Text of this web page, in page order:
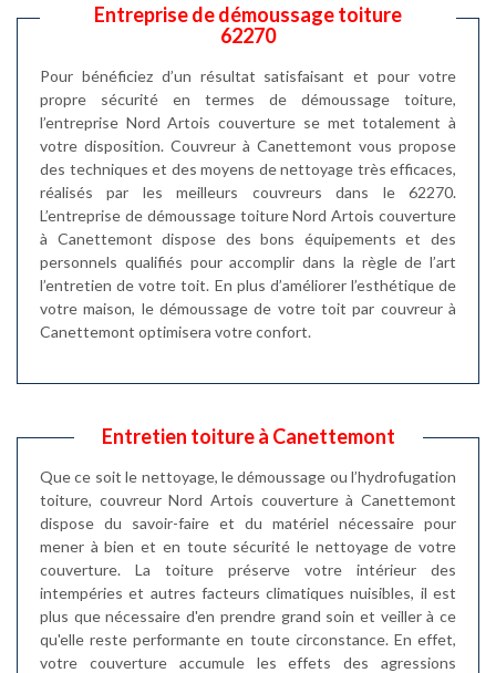
Entreprise de démoussage toiture
62270
Pour bénéficiez d’un résultat satisfaisant et pour votre
propre sécurité en termes de démoussage toiture,
l’entreprise Nord Artois couverture se met totalement à
votre disposition. Couvreur à Canettemont vous propose
des techniques et des moyens de nettoyage très efficaces,
réalisés par les meilleurs couvreurs dans le 62270.
L’entreprise de démoussage toiture Nord Artois couverture
à Canettemont dispose des bons équipements et des
personnels qualifiés pour accomplir dans la règle de l’art
l’entretien de votre toit. En plus d’améliorer l’esthétique de
votre maison, le démoussage de votre toit par couvreur à
Canettemont optimisera votre confort.
Entretien toiture à Canettemont
Que ce soit le nettoyage, le démoussage ou l’hydrofugation
toiture, couvreur Nord Artois couverture à Canettemont
dispose du savoir-faire et du matériel nécessaire pour
mener à bien et en toute sécurité le nettoyage de votre
couverture. La toiture préserve votre intérieur des
intempéries et autres facteurs climatiques nuisibles, il est
plus que nécessaire d'en prendre grand soin et veiller à ce
qu'elle reste performante en toute circonstance. En effet,
votre couverture accumule les effets des agressions